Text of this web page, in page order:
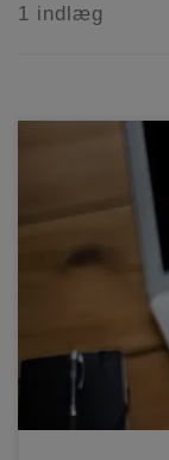
1 indlæg
Nu kan du
vejledning (At-
samt luft-luft
Herudover
udføres